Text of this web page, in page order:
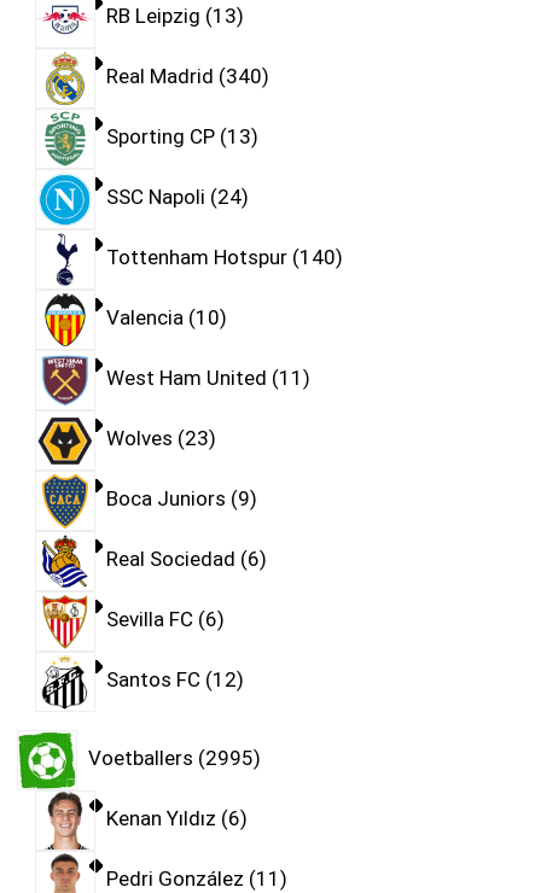
RB Leipzig 13
Real Madrid 340
Sporting CP 13
SSC Napoli 24
Tottenham Hotspur 140
Valencia 10
West Ham United 11
Wolves 23
Boca Juniors 9
Real Sociedad 6
Sevilla FC 6
Santos FC 12
Voetballers 2995
Kenan Yıldız 6
Pedri González 11